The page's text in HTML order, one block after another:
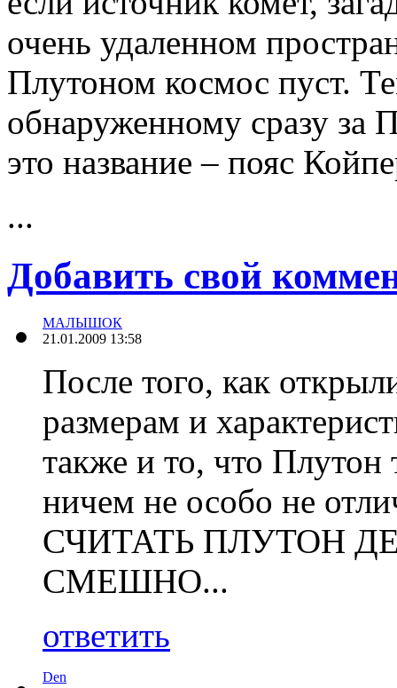
очень удаленном
Плутоном космос пуст.
обнаруженному сразу за
это название – пояс
...
Добавить свой
МАЛЫШОК
21.01.2009 13:58
После того, как
размерам и
также и то, что Плутон
ничем не особо не
СЧИТАТЬ ПЛУТОН
СМЕШНО...
ответить
Den